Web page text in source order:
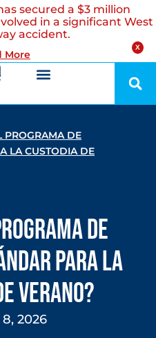
X
secured a $3 million
in a significant West
accident.
More
PROGRAMA DE
LA CUSTODIA DE
de
para la
Verano?
2026